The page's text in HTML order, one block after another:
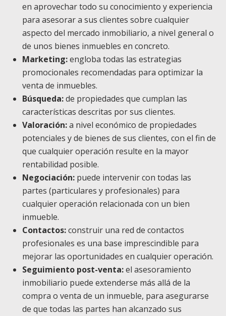
en aprovechar todo su conocimiento y experiencia
para asesorar a sus clientes sobre cualquier
aspecto del mercado inmobiliario, a nivel general o
de unos bienes inmuebles en concreto.
Marketing:engloba todas las estrategias
promocionales recomendadas para optimizar la
venta de inmuebles.
Búsqueda:de propiedades que cumplan las
características descritas por sus clientes.
Valoración:a nivel económico de propiedades
potenciales y de bienes de sus clientes, con el fin de
que cualquier operación resulte en la mayor
rentabilidad posible.
Negociación: puede intervenir con todas las
partes (particulares y profesionales) para
cualquier operación relacionada con un bien
inmueble.
Contactos:construir una red de contactos
profesionales es una base imprescindible para
mejorar las oportunidades en cualquier operación.
Seguimiento post-venta:el asesoramiento
inmobiliario puede extenderse más allá de la
compra o venta de un inmueble, para asegurarse
de que todas las partes han alcanzado sus